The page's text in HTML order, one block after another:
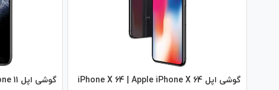
گوشی اپل iPhone X 64 | Apple iPhone X 64
گوشی اپل iPhone 11 | apple iPhone 11